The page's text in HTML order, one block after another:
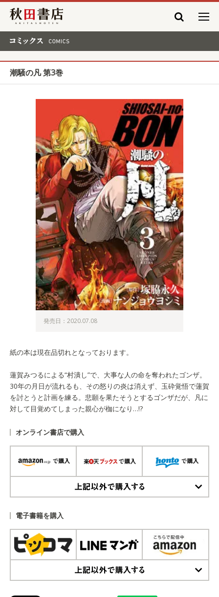
秋田書店
潮騒の凡 第3巻
発売日：2020.07.08
紙の本は現在品切れとなっております。
蓮賀みつるによる“村潰し”で、大事な人の命を奪われたゴンザ。
30年の月日が流れるも、その怒りの炎は消えず、玉砕覚悟で蓮賀
を討とうと計画を練る。悲願を果たそうとするゴンザだが、凡に
対して目覚めてしまった親心が枷になり…!?
オンライン書店で購入
電子書籍を購入